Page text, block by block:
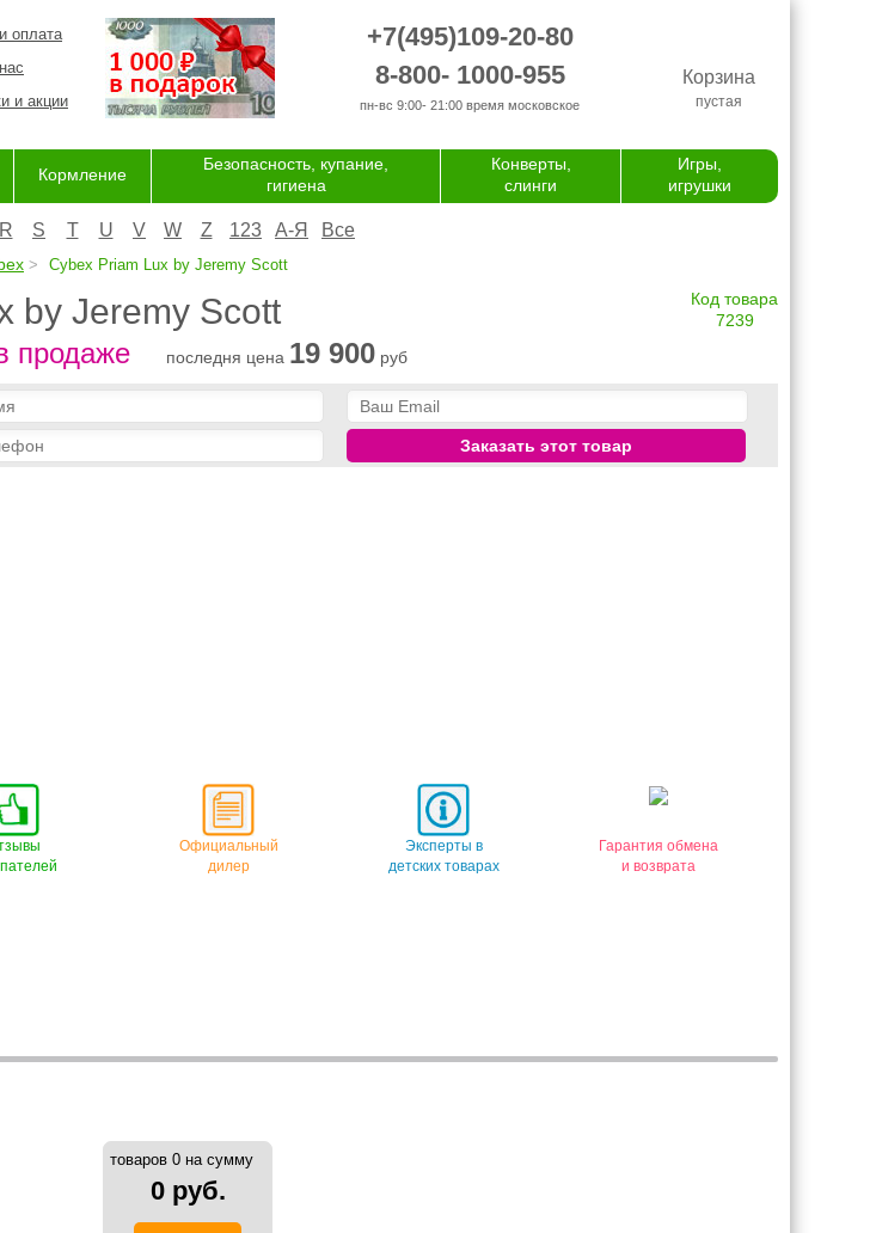
оплата
и акции
+7(495)109-20-80
8-800- 1000-955
пн-вс 9:00- 21:00 время московское
Корзина
пустая
Кормление
Безопасность, купание,
гигиена
Конверты,
слинги
Игры,
игрушки
R S T U V W Z 123 А-Я Все
Cybex Priam Lux by Jeremy Scott
by Jeremy Scott
Код товара
7239
продаже последня цена 19 900 руб
Заказать этот товар
Официальный
дилер
Эксперты в
детских товарах
Гарантия обмена
и возврата
товаров 0 на сумму
0 руб.